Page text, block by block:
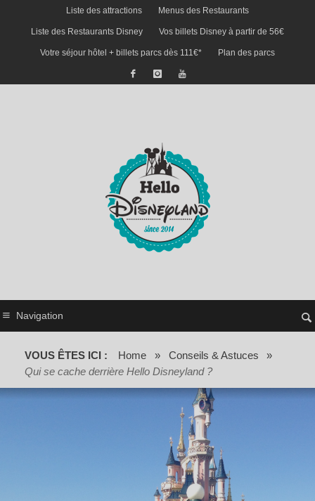
Liste des attractions Menus des Restaurants
Liste des Restaurants Disney Vos billets Disney à partir de 56€
Votre séjour hôtel + billets parcs dès 111€* Plan des parcs
Navigation
VOUS ÊTES ICI : Home » Conseils & Astuces
»
Qui se cache derrière Hello Disneyland ?